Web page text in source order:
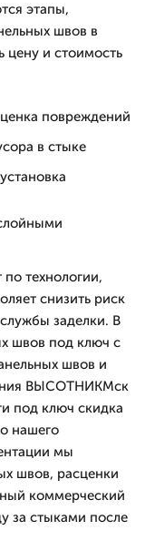
этапы,
швов в
цену и стоимость
повреждений
в стыке
технологии,
снизить риск
заделки. В
швов под ключ с
швов и
ВЫСОТНИКМск
под ключ скидка
нашего
мы
швов, расценки
коммерческий
за стыками после